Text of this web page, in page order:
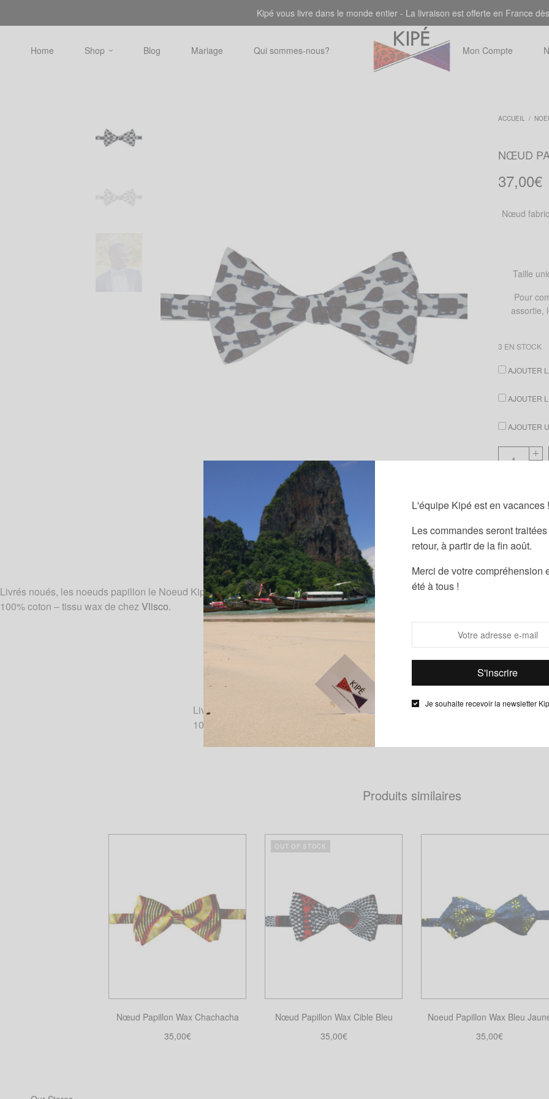
L'équipe Kipé est en vacances !
Les commandes seront
retour, à partir de la fin août.
Merci de votre compréhension
été à tous !
Je souhaite recevoir la newsletter
Kipé vous livre dans le monde entier - La livraison est offerte en France
Home Shop Blog Mariage Qui sommes-nous? Mon Compte
ACCUEIL /
NŒUD
37,00€
Nœud
Taille
Pour
assortie,
3 EN STOCK
AJOUTER
AJOUTER
AJOUTER
Guide
Partager
Étiquettes :
Livrés noués, les noeuds papillon le Noeud Kipé sont de véritables noeuds à nouer et à dénouer.
100% coton – tissu wax de chezVlisco.
Description Informations complémentaires
Livrés noués, les noeuds papillon le Noeud Kipé sont de véritables noeuds à
100% coton – tissu wax de chez
Vlisco
Produits similaires
Nœud Papillon Wax Chachacha
35,00€
OUT OF STOCK
Nœud Papillon Wax Cible Bleu
35,00€
Noeud Papillon Wax Bleu
35,00€